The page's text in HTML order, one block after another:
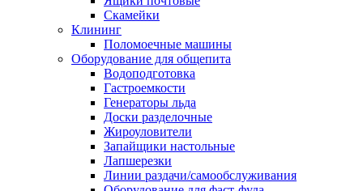
Скамейки
Клининг
Поломоечные машины
Оборудование для общепита
Водоподготовка
Гастроемкости
Генераторы льда
Доски разделочные
Жироуловители
Запайщики настольные
Лапшерезки
Линии раздачи/самообслуживания